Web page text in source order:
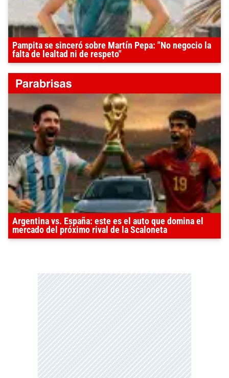
Pampita se sinceró sobre Martín Pepa: "No negocio la
falta de lealtad ni de respeto"
Argentina vs. España: este es el auto que domina el
mercado del próximo rival de la Scaloneta